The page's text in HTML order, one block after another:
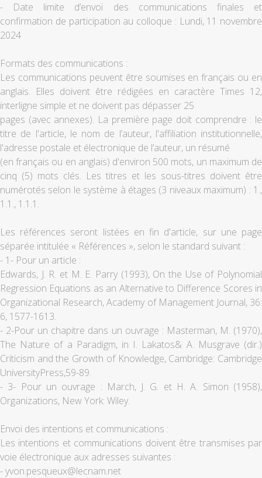
- Date limite d’envoi des communications finales et
confirmation de participation au colloque : Lundi, 11 novembre
2024
Formats des communications :
Les communications peuvent être soumises en français ou en
anglais. Elles doivent être rédigées en caractère Times 12,
interligne simple et ne doivent pas dépasser 25
pages (avec annexes). La première page doit comprendre : le
titre de l'article, le nom de l’auteur, l'affiliation institutionnelle,
l'adresse postale et électronique de l’auteur, un résumé
(en français ou en anglais) d'environ 500 mots, un maximum de
cinq (5) mots clés. Les titres et les sous-titres doivent être
numérotés selon le système à étages (3 niveaux maximum) : 1.,
1.1., 1.1.1.
Les références seront listées en fin d'article, sur une page
séparée intitulée « Références », selon le standard suivant :
- 1- Pour un article :
Edwards, J. R. et M. E. Parry (1993), On the Use of Polynomial
Regression Equations as an Alternative to Difference Scores in
Organizational Research, Academy of Management Journal, 36:
6, 1577-1613.
- 2-Pour un chapitre dans un ouvrage : Masterman, M. (1970),
The Nature of a Paradigm, in I. Lakatos& A. Musgrave (dir.)
Criticism and the Growth of Knowledge, Cambridge: Cambridge
UniversityPress,59-89.
- 3- Pour un ouvrage : March, J. G. et H. A. Simon (1958),
Organizations, New York: Wiley.
Envoi des intentions et communications :
Les intentions et communications doivent être transmises par
voie électronique aux adresses suivantes :
- yvon.pesqueux@lecnam.net